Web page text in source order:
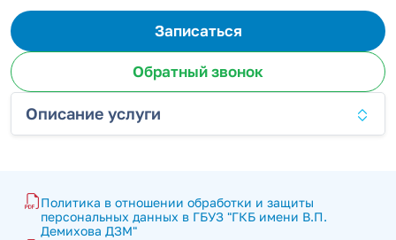
Записаться
Обратный звонок
Описание услуги
Политика в отношении обработки и защиты
персональных данных в ГБУЗ "ГКБ имени В.П.
Демихова ДЗМ"